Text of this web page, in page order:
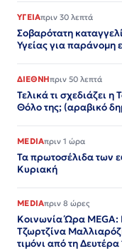
ΥΓΕΙΑπριν 30 λεπτά
Σοβαρότατη
Υγείας για παράνομη
ΔΙΕΘΝΗπριν 50 λεπτά
Τελικά τι σχεδιάζει
Θόλο της; (αραβικό
MEDIAπριν 1 ώρα
Τα πρωτοσέλιδα των
Κυριακή
MEDIAπριν 8 ώρες
Κοινωνία Ώρα MEGA:
Τζωρτζίνα
τιμόνι από τη